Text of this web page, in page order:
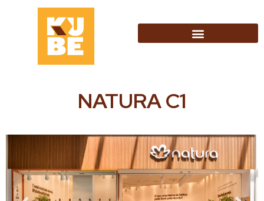
NATURA C1